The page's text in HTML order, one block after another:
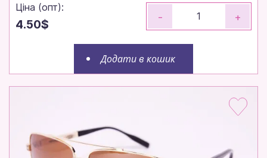
Ціна (опт):
4.50$
- +
Додати в кошик